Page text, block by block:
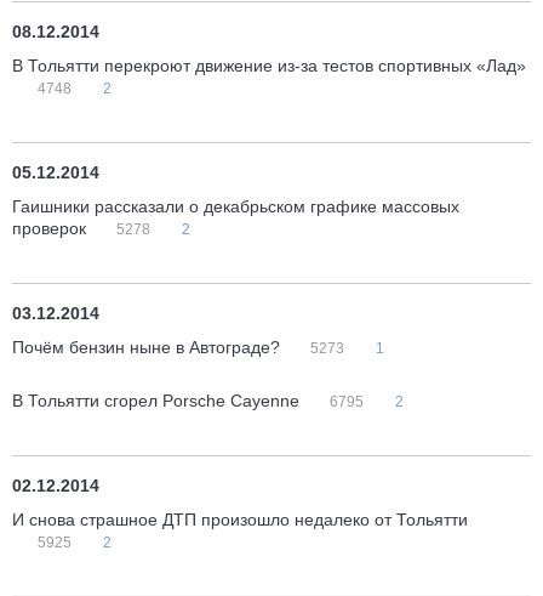
08.12.2014
В Тольятти перекроют движение из-за тестов спортивных «Лад»
4748 2
05.12.2014
Гаишники рассказали о декабрьском графике массовых
проверок
5278 2
03.12.2014
Почём бензин ныне в Автограде?
5273 1
В Тольятти сгорел Porsche Cayenne 6795 2
02.12.2014
И снова страшное ДТП произошло недалеко от Тольятти
5925 2